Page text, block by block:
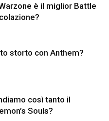
è il miglior Battle
storto con Anthem?
così tanto il
Souls?